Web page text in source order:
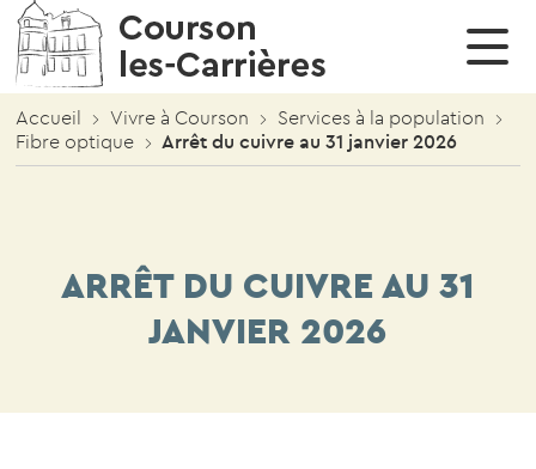
Accueil Vivre à Courson
Services à la population
Fibre optique
Arrêt du cuivre au 31 janvier 2026
ARRÊT DU CUIVRE AU 31
JANVIER 2026
Votre mairie
Affouages
Démarches Administratives
Conseil municipal
Services à la population
Conseil municipal
Réunions
Délibérations
Vivre à Courson
Cérémonies & manifestations
Liens utiles
Cérémonies & manifestations
Photothèque
Enfance et Jeunesse
Education & Périscolaire
Restauration Scolaire
Restauration Scolaire
Menus de l’année scolaire en cours
Vie économique
Annuaire des activités professionnelles
Culture – Evénements – Manifestations
SPORTS